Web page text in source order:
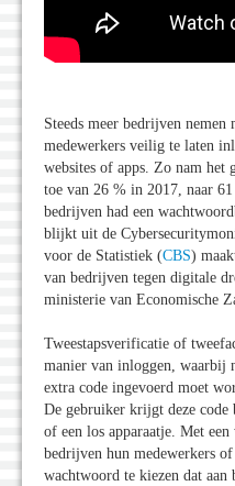
Steeds meer bedrijven
medewerkers veilig te laten
websites of apps. Zo nam het
toe van 26 % in 2017, naar
bedrijven had een
blijkt uit de
voor de Statistiek (CBS)
van bedrijven tegen digitale
ministerie van Economische
Tweestapsverificatie of
manier van inloggen, waarbij
extra code ingevoerd moet
De gebruiker krijgt deze code
of een los apparaatje. Met
bedrijven hun medewerkers
wachtwoord te kiezen dat aan